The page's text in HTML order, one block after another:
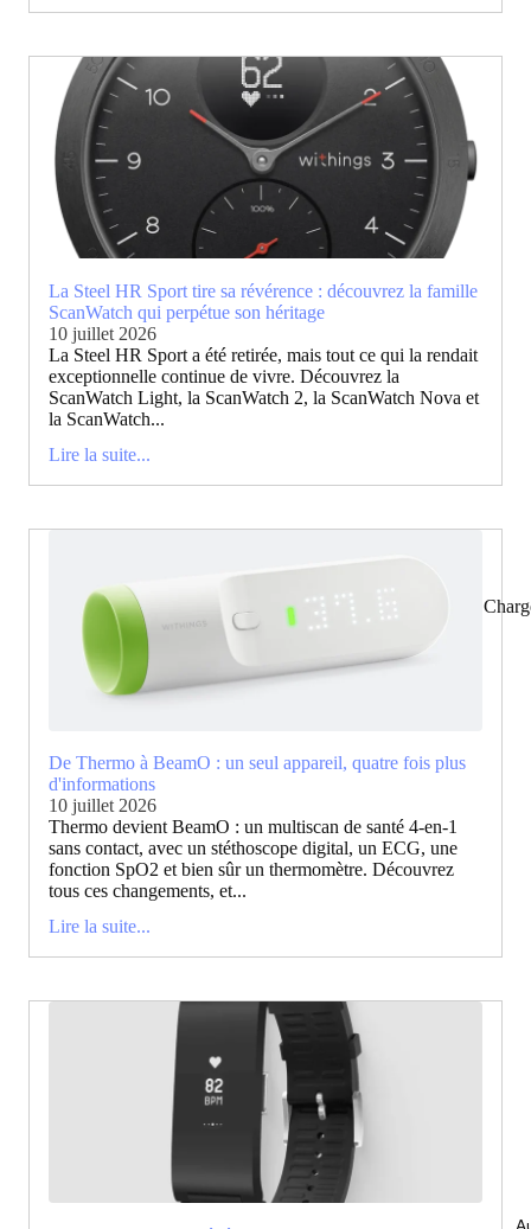
La Steel HR Sport tire sa révérence : découvrez la famille
ScanWatch qui perpétue son héritage
10 juillet 2026
La Steel HR Sport a été retirée, mais tout ce qui la rendait
exceptionnelle continue de vivre. Découvrez la
ScanWatch Light, la ScanWatch 2, la ScanWatch Nova et
la ScanWatch...
Lire la suite...
De Thermo à BeamO : un seul appareil, quatre fois plus
d'informations
10 juillet 2026
Thermo devient BeamO : un multiscan de santé 4-en-1
sans contact, avec un stéthoscope digital, un ECG, une
fonction SpO2 et bien sûr un thermomètre. Découvrez
tous ces changements, et...
Lire la suite...